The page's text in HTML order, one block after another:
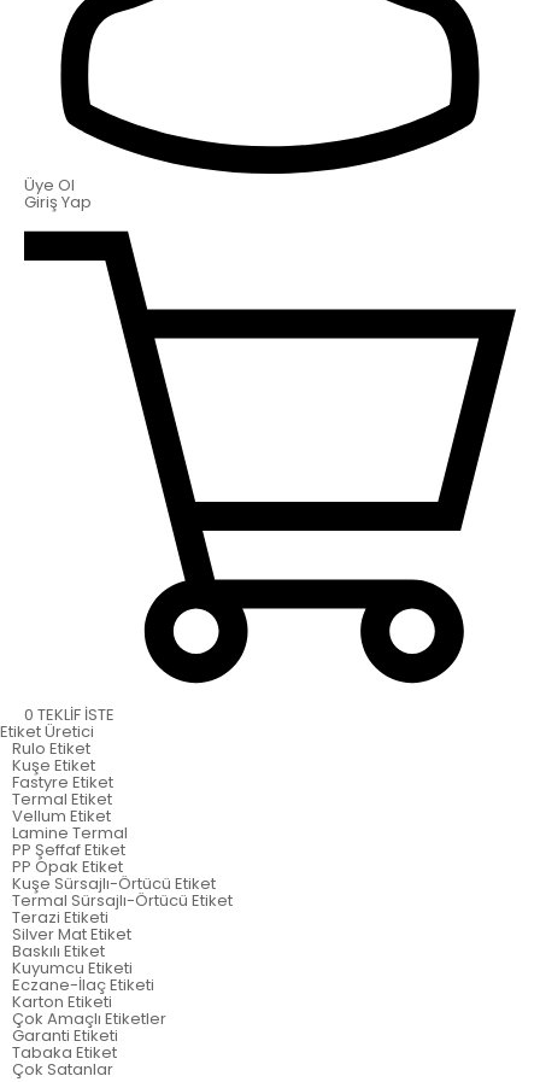
Üye Ol
Giriş Yap
0 TEKLİF İSTE
EtiketÜretici
Rulo Etiket
Kuşe Etiket
Fastyre Etiket
Termal Etiket
Vellum Etiket
Lamine Termal
PP Şeffaf Etiket
PP Opak Etiket
Kuşe Sürsajlı-Örtücü Etiket
Termal Sürsajlı-Örtücü Etiket
Terazi Etiketi
Silver Mat Etiket
Baskılı Etiket
Kuyumcu Etiketi
Eczane-İlaç Etiketi
Karton Etiketi
Çok Amaçlı Etiketler
Garanti Etiketi
Tabaka Etiket
Çok Satanlar